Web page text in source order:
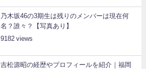
乃木坂46の3期生は残りのメンバーは現在何
名？誰々？【写真あり】
9182
吉松源昭の経歴やプロフィールを紹介｜福岡